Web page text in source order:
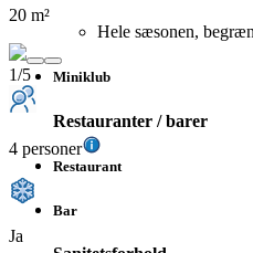
Hele sæsonen,
Miniklub
Restauranter / barer
Restaurant
Bar
20 m²
1/5
4 personer
Ja